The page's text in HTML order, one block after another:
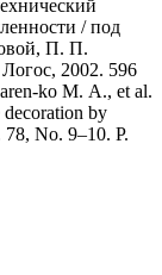
/ под
П. П.
2002. 596
ko M. A., et al.
decoration by
78, No. 9–10. P.